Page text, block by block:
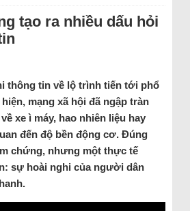
tạo ra nhiều dấu hỏi
thông tin về lộ trình tiến tới phổ
mạng xã hội đã ngập tràn
xe ì máy, hao nhiên liệu hay
đến độ bền động cơ. Đúng
chứng, nhưng một thực tế
sự hoài nghi của người dân